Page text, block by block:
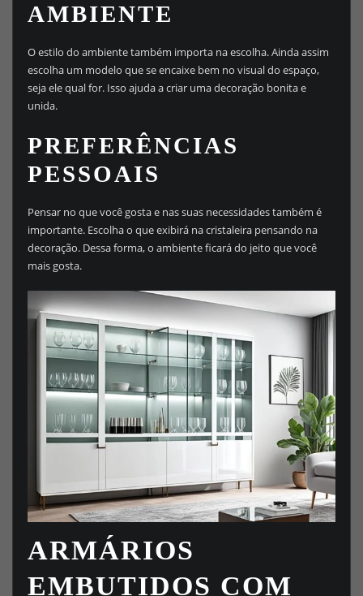
AMBIENTE
O estilo do ambiente também importa na escolha. Ainda assim
escolha um modelo que se encaixe bem no visual do espaço,
seja ele qual for. Isso ajuda a criar uma decoração bonita e
unida.
PREFERÊNCIAS
PESSOAIS
Pensar no que você gosta e nas suas necessidades também é
importante. Escolha o que exibirá na cristaleira pensando na
decoração. Dessa forma, o ambiente ficará do jeito que você
mais gosta.
ARMÁRIOS
EMBUTIDOS COM